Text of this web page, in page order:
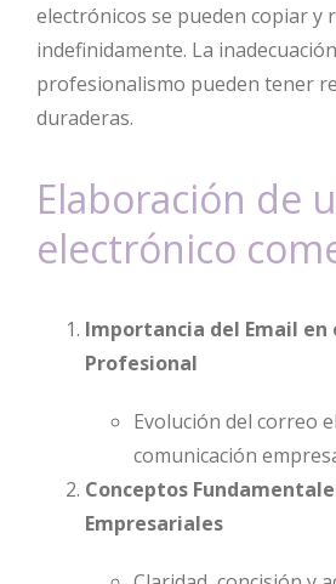
electrónicos se pueden copiar y
indefinidamente. La
profesionalismo pueden tener
duraderas.
Elaboración de
electrónico
Importancia del Email
Profesional
Evolución del correo
comunicación
Conceptos
Empresariales